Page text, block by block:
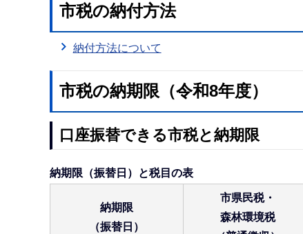
市税の納付方法
納付方法について
市税の納期限（令和8年度）
口座振替できる市税と納期限
納期限（振替日）と税目の表
納期限
（振替日）
市県民税・
森林環境税